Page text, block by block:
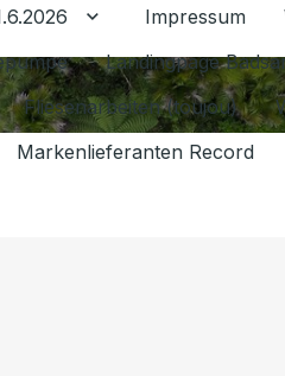
umschalten
Untermenü für
Impressum
Landingpage
Fliesenarbeiten (toujou)
Markenlieferanten Record